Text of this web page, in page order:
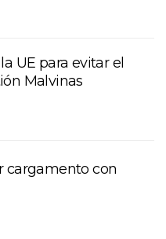
UE para evitar el
Malvinas
cargamento con